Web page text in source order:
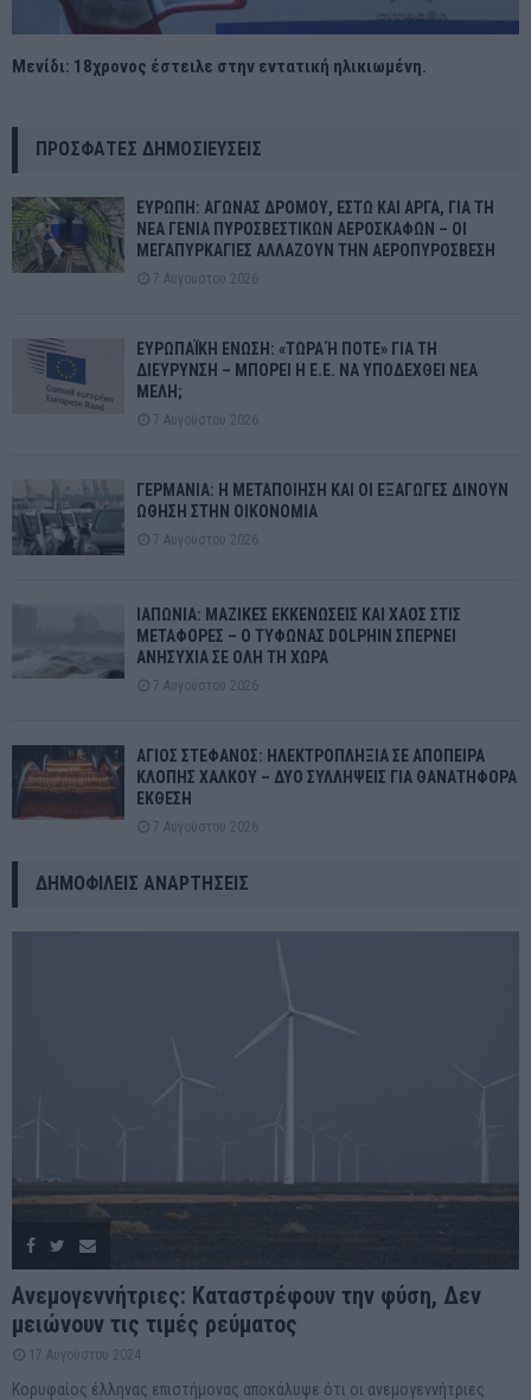
Μενίδι: 18χρονος έστειλε στην εντατική ηλικιωμένη.
ΠΡΌΣΦΑΤΕΣ ΔΗΜΟΣΙΕΎΣΕΙΣ
ΕΥΡΩΠΗ: ΑΓΩΝΑΣ ΔΡΟΜΟΥ, ΕΣΤΩ ΚΑΙ ΑΡΓΑ, ΓΙΑ ΤΗ
ΝΕΑ ΓΕΝΙΑ ΠΥΡΟΣΒΕΣΤΙΚΩΝ ΑΕΡΟΣΚΑΦΩΝ – ΟΙ
ΜΕΓΑΠΥΡΚΑΓΙΕΣ ΑΛΛΑΖΟΥΝ ΤΗΝ ΑΕΡΟΠΥΡΟΣΒΕΣΗ
7 Αυγούστου 2026
ΕΥΡΩΠΑΪΚΗ ΕΝΩΣΗ: «ΤΩΡΑ Ή ΠΟΤΕ» ΓΙΑ ΤΗ
ΔΙΕΥΡΥΝΣΗ – ΜΠΟΡΕΙ Η Ε.Ε. ΝΑ ΥΠΟΔΕΧΘΕΙ ΝΕΑ
ΜΕΛΗ;
7 Αυγούστου 2026
ΓΕΡΜΑΝΙΑ: Η ΜΕΤΑΠΟΙΗΣΗ ΚΑΙ ΟΙ ΕΞΑΓΩΓΕΣ ΔΙΝΟΥΝ
ΩΘΗΣΗ ΣΤΗΝ ΟΙΚΟΝΟΜΙΑ
7 Αυγούστου 2026
ΙΑΠΩΝΙΑ: ΜΑΖΙΚΕΣ ΕΚΚΕΝΩΣΕΙΣ ΚΑΙ ΧΑΟΣ ΣΤΙΣ
ΜΕΤΑΦΟΡΕΣ – Ο ΤΥΦΩΝΑΣ DOLPHIN ΣΠΕΡΝΕΙ
ΑΝΗΣΥΧΙΑ ΣΕ ΟΛΗ ΤΗ ΧΩΡΑ
7 Αυγούστου 2026
ΑΓΙΟΣ ΣΤΕΦΑΝΟΣ: ΗΛΕΚΤΡΟΠΛΗΞΙΑ ΣΕ ΑΠΟΠΕΙΡΑ
ΚΛΟΠΗΣ ΧΑΛΚΟΥ – ΔΥΟ ΣΥΛΛΗΨΕΙΣ ΓΙΑ ΘΑΝΑΤΗΦΟΡΑ
ΕΚΘΕΣΗ
7 Αυγούστου 2026
ΔΗΜΟΦΙΛΕΊΣ ΑΝΑΡΤΉΣΕΙΣ
Ανεμογεννήτριες: Καταστρέφουν την φύση, Δεν
μειώνουν τις τιμές ρεύματος
17 Αυγούστου 2024
Κορυφαίος έλληνας επιστήμονας αποκάλυψε ότι οι ανεμογεννήτριες